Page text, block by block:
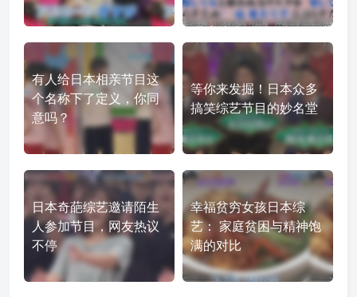
有人给日本相亲节目这
个名称下了定义，你同
意吗？
等你来发掘！日本众多
搞笑综艺节目的妙名堂
日本奇葩综艺邀请陌生
人参加节目，网友热议
不停
幸福贫穷女孩日本综
艺： 家庭贫困与精神饱
满的对比